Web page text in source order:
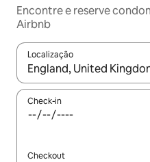
Encontre e reserve
Airbnb
Localização
Quando os resultados
Check-in
Checkout